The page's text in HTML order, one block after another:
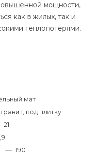
мощности,
как в жилых, так и
теплопотерями.
мат
под плитку
21
— 190